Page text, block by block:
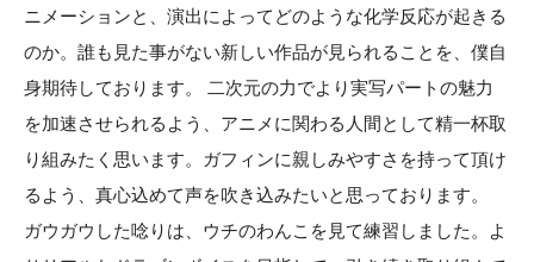
ニメーションと、演出によってどのような化学反応が起きる
のか。誰も見た事がない新しい作品が見られることを、僕自
身期待しております。 二次元の力でより実写パートの魅力
を加速させられるよう、アニメに関わる人間として精一杯取
り組みたく思います。ガフィンに親しみやすさを持って頂け
るよう、真心込めて声を吹き込みたいと思っております。
ガウガウした唸りは、ウチのわんこを見て練習しました。よ